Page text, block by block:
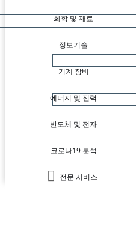
화학 및 재료
정보기술
기계 장비
에너지 및 전력
반도체 및 전자
코로나19 분석
전문 서비스